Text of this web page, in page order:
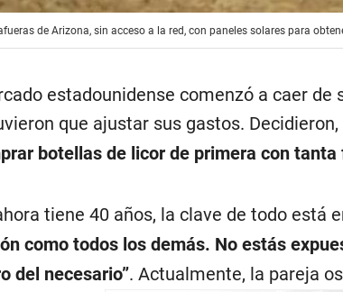
de Arizona, sin acceso a la red, con paneles solares para
estadounidense comenzó a caer
que ajustar sus gastos.
botellas de licor de primera con tanta
tiene 40 años, la clave de todo está
como todos los demás. No estás
del necesario”. Actualmente, la pareja